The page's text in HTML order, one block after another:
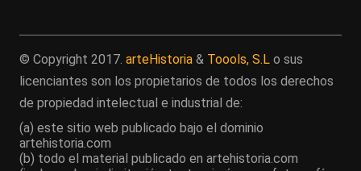
© Copyright 2017. arteHistoria & Toools, S.L o sus
licenciantes son los propietarios de todos los derechos
de propiedad intelectual e industrial de:
(a) este sitio web publicado bajo el dominio
artehistoria.com
(b) todo el material publicado en artehistoria.com